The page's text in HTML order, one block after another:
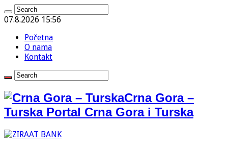
07.8.2026 15:56
Početna
O nama
Kontakt
Crna Gora –
Turska Portal Crna Gora i Turska